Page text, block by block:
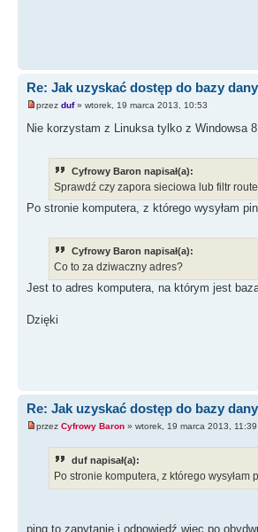
Re: Jak uzyskać dostęp do bazy
przez duf» wtorek, 19 marca 2013, 10:53
Nie korzystam z Linuksa tylko z Windowsa 8.
Cyfrowy Baron napisał(a):
Sprawdź czy zapora sieciowa lub filtr
Po stronie komputera, z którego wysyłam
Cyfrowy Baron napisał(a):
Co to za dziwaczny adres?
Jest to adres komputera, na którym jest
Dzięki
Re: Jak uzyskać dostęp do bazy
przez Cyfrowy Baron » wtorek, 19 marca 2013, 11:39
duf napisał(a):
Po stronie komputera, z którego
ping to zapytanie i odpowiedź więc po